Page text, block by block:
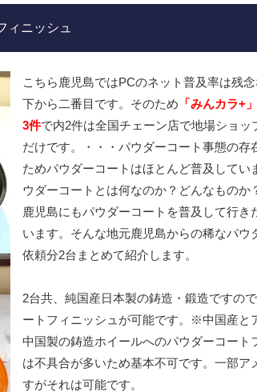
ィニッシュ
こちら鹿児島ではPCのネット普及率は残
下から二番目です。そのため 「みんカラ+
3件で内2件は全国チェーン店で地場ショッ
だけです。・・・パウダーコート事態の存
ためパウダーコートはほとんど普及してい
ウダーコートとは何なのか？どんなものか
鹿児島にもパウダーコートを普及して行き
います。そんな地元鹿児島からの稀なパウ
依頼分2台まとめて紹介します。
2台共、純国産日本製の鋳造・鍛造ですの
ートフィニッシュが可能です。※中国産と
中国製の鋳造ホイールへのパウダーコート
は不具合が多いため基本不可です。一部ア
すがそれは可能です。